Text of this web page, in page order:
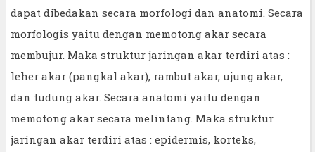
dapat dibedakan secara morfologi dan anatomi. Secara
morfologis yaitu dengan memotong akar secara
membujur. Maka struktur jaringan akar terdiri atas :
leher akar (pangkal akar), rambut akar, ujung akar,
dan tudung akar. Secara anatomi yaitu dengan
memotong akar secara melintang. Maka struktur
jaringan akar terdiri atas : epidermis, korteks,